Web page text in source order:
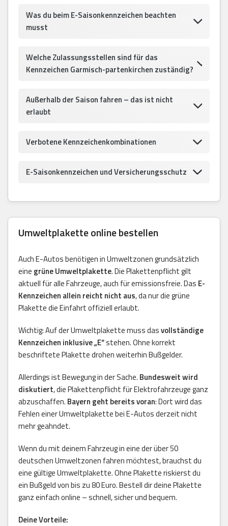
Was du beim E-Saisonkennzeichen beachten
musst
Welche Zulassungsstellen sind für das
Kennzeichen Garmisch-partenkirchen zuständig?
Außerhalb der Saison fahren – das ist nicht
erlaubt
Verbotene Kennzeichenkombinationen
E-Saisonkennzeichen und Versicherungsschutz
Umweltplakette online bestellen
Auch E-Autos benötigen in Umweltzonen grundsätzlich
eine grüne Umweltplakette. Die Plakettenpflicht gilt
aktuell für alle Fahrzeuge, auch für emissionsfreie. Das E-
Kennzeichen allein reicht nicht aus, da nur die grüne
Plakette die Einfahrt offiziell erlaubt.
Wichtig: Auf der Umweltplakette muss dasvollständige
Kennzeichen inklusive „E“stehen. Ohne korrekt
beschriftete Plakette drohen weiterhin Bußgelder.
Allerdings ist Bewegung in der Sache. Bundesweit wird
diskutiert, die Plakettenpflicht für Elektrofahrzeuge ganz
abzuschaffen. Bayern geht bereits voran: Dort wird das
Fehlen einer Umweltplakette bei E-Autos derzeit nicht
mehr geahndet.
Wenn du mit deinem Fahrzeug in eine der über 50
deutschen Umweltzonen fahren möchtest, brauchst du
eine gültige Umweltplakette. Ohne Plakette riskierst du
ein Bußgeld von bis zu 80 Euro. Bestell dir deine Plakette
ganz einfach online – schnell, sicher und bequem.
Deine Vorteile: